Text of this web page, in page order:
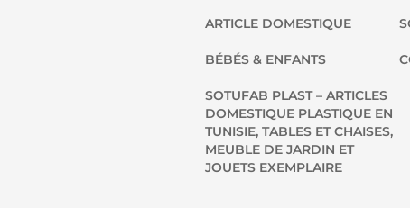
ARTICLE DOMESTIQUE
BÉBÉS & ENFANTS
SOTUFAB PLAST – ARTICLES
DOMESTIQUE PLASTIQUE EN
TUNISIE, TABLES ET CHAISES,
MEUBLE DE JARDIN ET
JOUETS EXEMPLAIRE